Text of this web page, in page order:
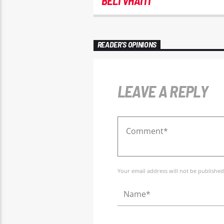
READER'S OPINIONS
LEAVE A REPLY
Your email address will not be